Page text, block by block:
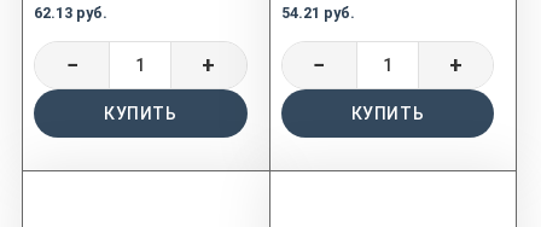
62.13 руб.
− +
КУПИТЬ
54.21 руб.
− +
КУПИТЬ